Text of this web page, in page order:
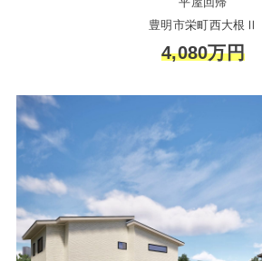
豊明市栄町西大根Ⅱ
4,080万円